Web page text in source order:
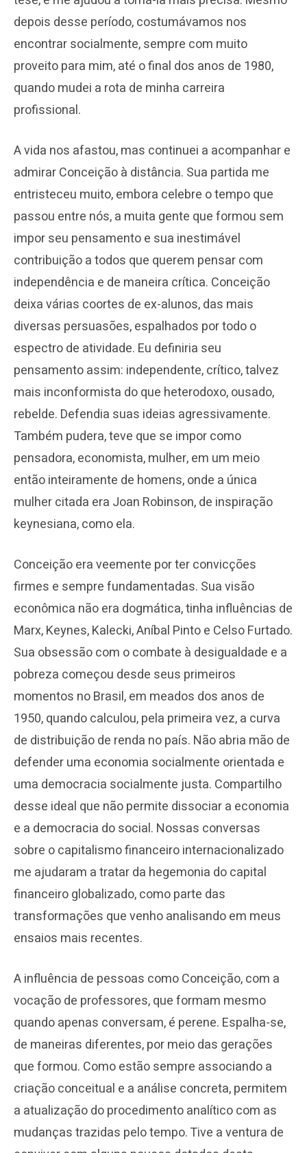
depois desse período, costumávamos nos
encontrar socialmente, sempre com muito
proveito para mim, até o final dos anos de 1980,
quando mudei a rota de minha carreira
profissional.
A vida nos afastou, mas continuei a acompanhar e
admirar Conceição à distância. Sua partida me
entristeceu muito, embora celebre o tempo que
passou entre nós, a muita gente que formou sem
impor seu pensamento e sua inestimável
contribuição a todos que querem pensar com
independência e de maneira crítica. Conceição
deixa várias coortes de ex-alunos, das mais
diversas persuasões, espalhados por todo o
espectro de atividade. Eu definiria seu
pensamento assim: independente, crítico, talvez
mais inconformista do que heterodoxo, ousado,
rebelde. Defendia suas ideias agressivamente.
Também pudera, teve que se impor como
pensadora, economista, mulher, em um meio
então inteiramente de homens, onde a única
mulher citada era Joan Robinson, de inspiração
keynesiana, como ela.
Conceição era veemente por ter convicções
firmes e sempre fundamentadas. Sua visão
econômica não era dogmática, tinha influências de
Marx, Keynes, Kalecki, Aníbal Pinto e Celso Furtado.
Sua obsessão com o combate à desigualdade e a
pobreza começou desde seus primeiros
momentos no Brasil, em meados dos anos de
1950, quando calculou, pela primeira vez, a curva
de distribuição de renda no país. Não abria mão de
defender uma economia socialmente orientada e
uma democracia socialmente justa. Compartilho
desse ideal que não permite dissociar a economia
e a democracia do social. Nossas conversas
sobre o capitalismo financeiro internacionalizado
me ajudaram a tratar da hegemonia do capital
financeiro globalizado, como parte das
transformações que venho analisando em meus
ensaios mais recentes.
A influência de pessoas como Conceição, com a
vocação de professores, que formam mesmo
quando apenas conversam, é perene. Espalha-se,
de maneiras diferentes, por meio das gerações
que formou. Como estão sempre associando a
criação conceitual e a análise concreta, permitem
a atualização do procedimento analítico com as
mudanças trazidas pelo tempo. Tive a ventura de